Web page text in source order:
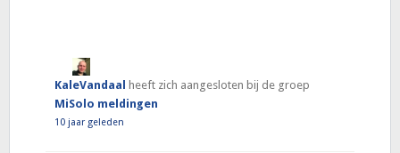
KaleVandaal
heeft zich aangesloten bij de groep
MiSolo meldingen
10 jaar geleden